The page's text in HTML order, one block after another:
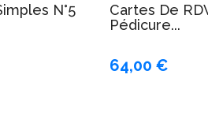
N°5
Cartes De
Pédicure...
64,00 €